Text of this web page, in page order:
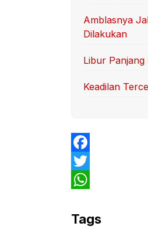
Amblasnya
Dilakukan
Libur
Keadilan
F
a
e
T
ih
Tags